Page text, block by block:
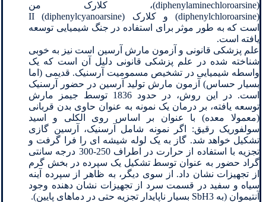
(diphenylaminechloroarsine)، کلارک من
(diphenylchloroarsine) و کلارک II (diphenylcyanoarsine)
است که به طور موثر برای استفاده در جنگ شیمیایی توسعه
یافته است.
علم پزشکی قانونی و آزمون مارش آرسین است نیز به خوبی
شناخته شده در علم پزشکی قانونی دلیل آن است که یک
واسطه شیمیایی در تشخیص مسمومیت آرسنیک. قدیمی (اما
بسیار حساس) آزمون مارش تولید آرسین در حضور آرسنیک
است. در این روش، در حدود 1836 توسط جیمز مارش
توسعه یافته، بر درمان یک نمونه به عنوان حاوی بدن قربانی
(معمولا معده) با عنوان بر اساس روی الکلی و اسید
سولفوریک رقیق: اگر نمونه شامل آرسنیک، آرسین گازی
تشکیل خواهد شد. گاز به یک لوله شیشه ای را فرا گرفت و
تجزیه با استفاده از حرارت در اطراف 250-300 درجه سانتی
گراد حضور به عنوان توسط تشکیل یک سپرده در بخش گرم
از تجهیزات نشان داد. از سوی دیگر، به ظاهر از سپرده آینه
سیاه و سفید در قسمت سرد از تجهیزات نشان دهنده وجود
آنتیموان (به SbH3 بسیار ناپایدار تجزیه حتی در دماهای پایین).